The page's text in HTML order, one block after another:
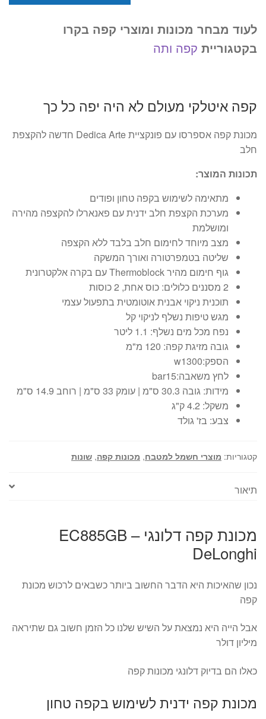
לעוד מבחר מכונות ומוצרי קפה בקרו
בקטגוריית קפה ותה
קפה איטלקי מעולם לא היה יפה כל כך
מכונת קפה אספרסו עם פונקציית Dedica Arte חדשה להקצפת
חלב
תכונות המוצר:
מתאימה לשימוש בקפה טחון ופודים
מערכת הקצפת חלב ידנית עם פאנארלו להקצפה מהירה
ומושלמת
מצב מיוחד לחימום חלב בלבד ללא הקצפה
שליטה בטמפרטורה ואורך המשקה
גוף חימום מהיר Thermoblock עם בקרה אלקטרונית
2 מסננים כלולים: כוס אחת, 2 כוסות
תוכנית ניקוי אבנית אוטומטית בתפעול עצמי
מגש טיפות נשלף לניקוי קל
נפח מכל מים נשלף: 1.1 ליטר
גובה מזיגת קפה: 120 מ"מ
הספק:w1300
לחץ משאבה:bar15
מידות: גובה 30.3 ס"מ | עומק 33 ס"מ | רוחב 14.9 ס"מ
משקל: 4.2 ק"ג
צבע: בז' גולד
קטגוריות: מוצרי חשמל למטבח, מכונות קפה, שונות
תיאור
מכונת קפה דלונגי – EC885GB
DeLonghi
נכון שהאיכות היא הדבר החשוב ביותר כשבאים לרכוש מכונת
קפה
אבל הייה היא נמצאת על השיש שלנו כל הזמן חשוב גם שתיראה
מיליון דולר
כאלו הם בדיוק דלונגי מכונות קפה
מכונת קפה ידנית לשימוש בקפה טחון